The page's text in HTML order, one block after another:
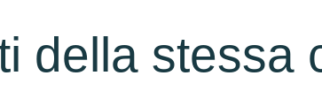
della stessa